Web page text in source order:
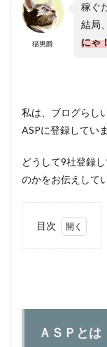
猫男爵
稼ぐ
結局、
にゃ
私は、ブログらし
ASPに登録していま
どうして9社登録
のかをお伝えして
目次
初心者
すすめ
ＡＳＰとは